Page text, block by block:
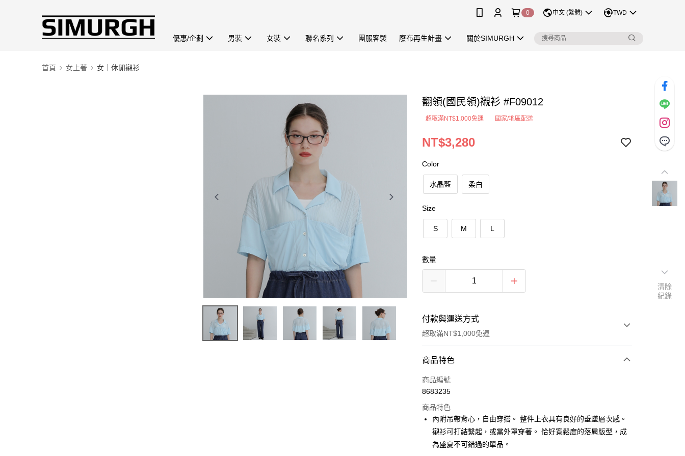
0 中文 (繁體) TWD
優惠/企劃 男裝 女裝 聯名系列 團服客製 廢布再生計畫 關於SIMURGH
首頁 女上著 女｜休閒襯衫
翻領(國民領)襯衫 #F09012
超取滿NT$1,000免運 國家/地區配送
NT$3,280
Color
水晶藍 柔白
Size
S M L
數量
付款與運送方式
超取滿NT$1,000免運
付款方式
信用卡一次付款
LINE Pay
Apple Pay
商品特色
商品編號
8683235
商品特色
內附吊帶背心，自由穿搭。 整件上衣具有良好的垂墜層次感。
襯衫可打結繫起，或當外罩穿著。 恰好寬鬆度的落肩版型，成
為盛夏不可錯過的單品。
清除
紀錄